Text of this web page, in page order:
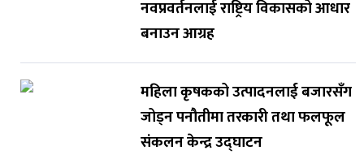
नवप्रवर्तनलाई राष्ट्रिय विकासको आधार
बनाउन आग्रह
महिला कृषकको उत्पादनलाई बजारसँग
जोड्न पनौतीमा तरकारी तथा फलफूल
संकलन केन्द्र उद्घाटन